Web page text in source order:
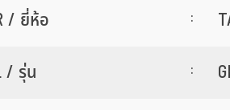
/ ยี่ห้อ
:
/ รุ่น
: